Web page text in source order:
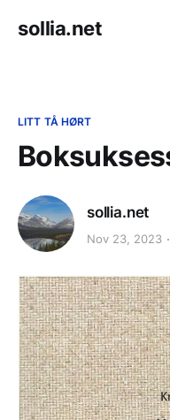
sollia.net
LITT TÅ HØRT
sollia.net
Nov 23, 2023